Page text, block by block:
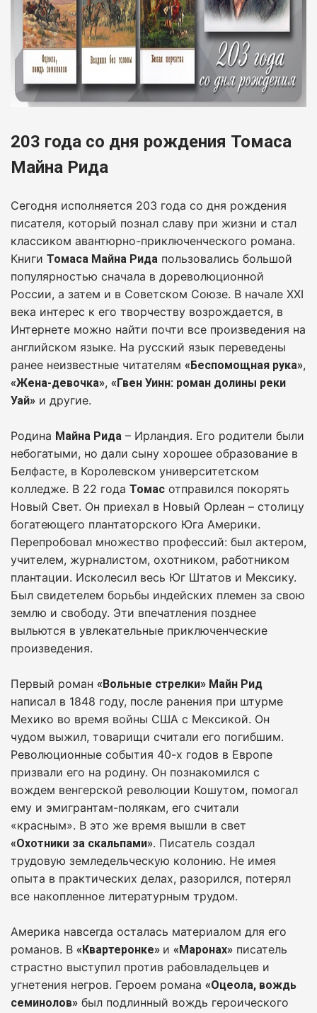
203 года со дня рождения Томаса
Майна Рида
Сегодня исполняется 203 года со дня рождения
писателя, который познал славу при жизни и стал
классиком авантюрно-приключенческого романа.
Книги Томаса Майна Рида пользовались большой
популярностью сначала в дореволюционной
России, а затем и в Советском Союзе. В начале XXI
века интерес к его творчеству возрождается, в
Интернете можно найти почти все произведения на
английском языке. На русский язык переведены
ранее неизвестные читателям «Беспомощная рука»,
«Жена-девочка», «Гвен Уинн: роман долины реки
Уай» и другие.
Родина Майна Рида – Ирландия. Его родители были
небогатыми, но дали сыну хорошее образование в
Белфасте, в Королевском университетском
колледже. В 22 года Томас отправился покорять
Новый Свет. Он приехал в Новый Орлеан – столицу
богатеющего плантаторского Юга Америки.
Перепробовал множество профессий: был актером,
учителем, журналистом, охотником, работником
плантации. Исколесил весь Юг Штатов и Мексику.
Был свидетелем борьбы индейских племен за свою
землю и свободу. Эти впечатления позднее
выльются в увлекательные приключенческие
произведения.
Первый роман «Вольные стрелки» Майн Рид
написал в 1848 году, после ранения при штурме
Мехико во время войны США с Мексикой. Он
чудом выжил, товарищи считали его погибшим.
Революционные события 40-х годов в Европе
призвали его на родину. Он познакомился с
вождем венгерской революции Кошутом, помогал
ему и эмигрантам-полякам, его считали
«красным». В это же время вышли в свет
«Охотники за скальпами». Писатель создал
трудовую земледельческую колонию. Не имея
опыта в практических делах, разорился, потерял
все накопленное литературным трудом.
Америка навсегда осталась материалом для его
романов. В «Квартеронке» и «Маронах» писатель
страстно выступил против рабовладельцев и
угнетения негров. Героем романа «Оцеола, вождь
семинолов» был подлинный вождь героического